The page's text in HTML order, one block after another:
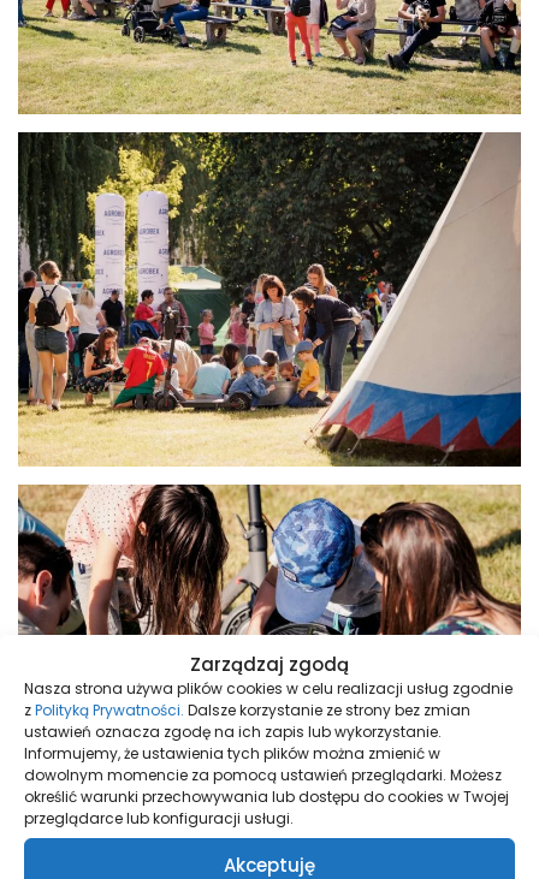
Zarządzaj zgodą
Nasza strona używa plików cookies w celu realizacji usług zgodnie
zPolityką Prywatności. Dalsze korzystanie ze strony bez zmian
ustawień oznacza zgodę na ich zapis lub wykorzystanie.
Informujemy, że ustawienia tych plików można zmienić w
dowolnym momencie za pomocą ustawień przeglądarki. Możesz
określić warunki przechowywania lub dostępu do cookies w Twojej
przeglądarce lub konfiguracji usługi.
Akceptuję